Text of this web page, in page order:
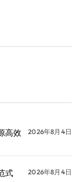
高效
2026年8月4日
式 2026年8月4日